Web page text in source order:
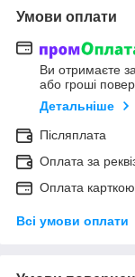
Умови оплати
Ви отримаєте
або гроші
Детальніше
Післяплата
Оплата за
Оплата
Всі умови оплати